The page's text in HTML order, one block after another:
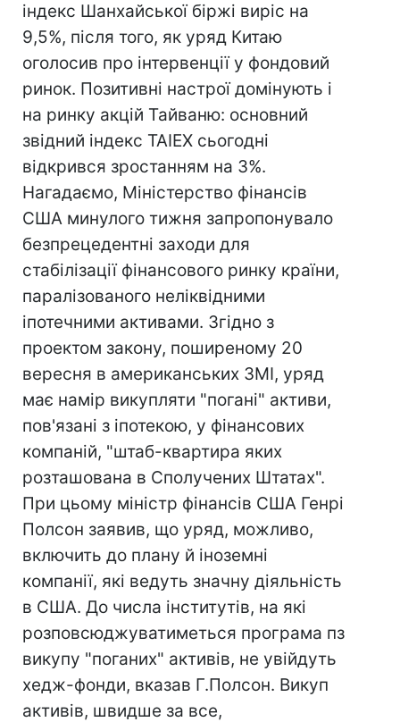
індекс Шанхайської біржі виріс на
9,5%, після того, як уряд Китаю
оголосив про інтервенції у фондовий
ринок. Позитивні настрої домінують і
на ринку акцій Тайваню: основний
звідний індекс TAIEX сьогодні
відкрився зростанням на 3%.
Нагадаємо, Міністерство фінансів
США минулого тижня запропонувало
безпрецедентні заходи для
стабілізації фінансового ринку країни,
паралізованого неліквідними
іпотечними активами. Згідно з
проектом закону, поширеному 20
вересня в американських ЗМІ, уряд
має намір викупляти "погані" активи,
пов'язані з іпотекою, у фінансових
компаній, "штаб-квартира яких
розташована в Сполучених Штатах".
При цьому міністр фінансів США Генрі
Полсон заявив, що уряд, можливо,
включить до плану й іноземні
компанії, які ведуть значну діяльність
в США. До числа інститутів, на які
розповсюджуватиметься програма пз
викупу "поганих" активів, не увійдуть
хедж-фонди, вказав Г.Полсон. Викуп
активів, швидше за все,